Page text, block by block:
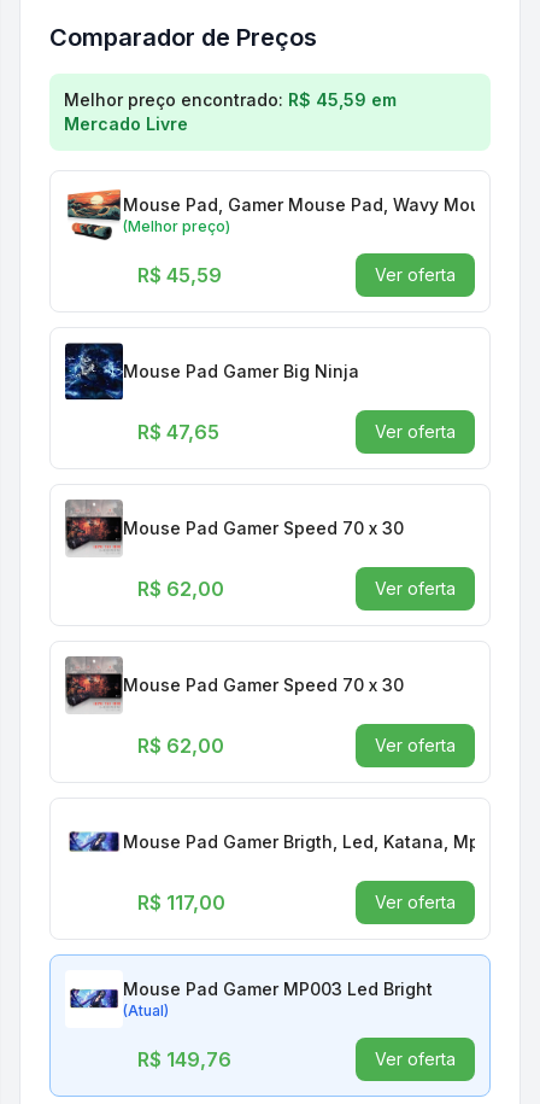
Comparador de Preços
Comparação de preços paraMouse Pad Gamer
Melhor preço encontrado: R$ 45,59 em
Mercado Livre
Mouse Pad, Gamer Mouse Pad, Wavy Mouse
(Melhor preço)
R$ 45,59 Ver oferta
Mouse Pad Gamer Big Ninja
R$ 47,65 Ver oferta
Mouse Pad Gamer Speed 70 x 30
R$ 62,00 Ver oferta
Mouse Pad Gamer Speed 70 x 30
R$ 62,00 Ver oferta
Mouse Pad Gamer Brigth, Led, Katana, Mp003
R$ 117,00 Ver oferta
Mouse Pad Gamer MP003 Led Bright
(Atual)
R$ 149,76 Ver oferta